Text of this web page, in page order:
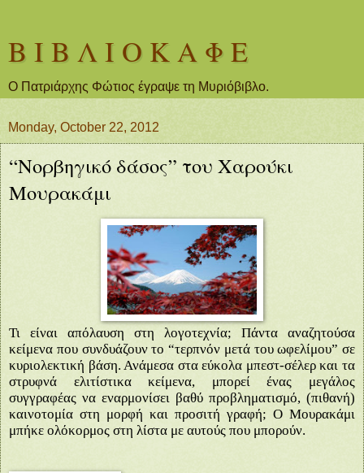
Β Ι Β Λ Ι Ο Κ Α Φ Ε
Ο Πατριάρχης Φώτιος έγραψε τη Μυριόβιβλο.
Monday, October 22, 2012
“Νορβηγικό δάσος” του Χαρούκι
Μουρακάμι
Τι είναι απόλαυση στη λογοτεχνία; Πάντα αναζητούσα
κείμενα που συνδυάζουν το “τερπνόν μετά του ωφελίμου” σε
κυριολεκτική βάση. Ανάμεσα στα εύκολα μπεστ-σέλερ και τα
στρυφνά ελιτίστικα κείμενα, μπορεί ένας μεγάλος
συγγραφέας να εναρμονίσει βαθύ προβληματισμό, (πιθανή)
καινοτομία στη μορφή και προσιτή γραφή; Ο Μουρακάμι
μπήκε ολόκορμος στη λίστα με αυτούς που μπορούν.